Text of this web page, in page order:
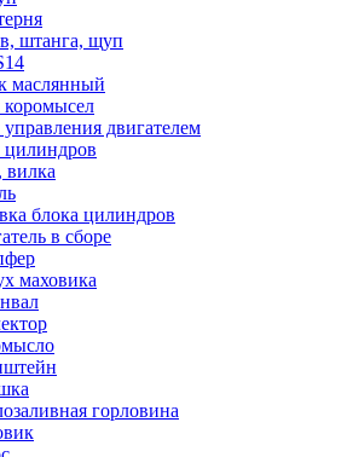
штанга, щуп
маслянный
коромысел
двигателем
цилиндров
вилка
блока цилиндров
в сборе
маховика
горловина